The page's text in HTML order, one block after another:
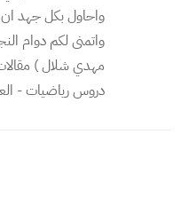
واحاول بكل جهد
واتمنى لكم دوام
مهدي شلال )
دروس رياضيات -